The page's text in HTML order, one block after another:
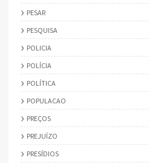
PESAR
PESQUISA
POLICIA
POLÍCIA
POLÍTICA
POPULACAO
PREÇOS
PREJUÍZO
PRESÍDIOS